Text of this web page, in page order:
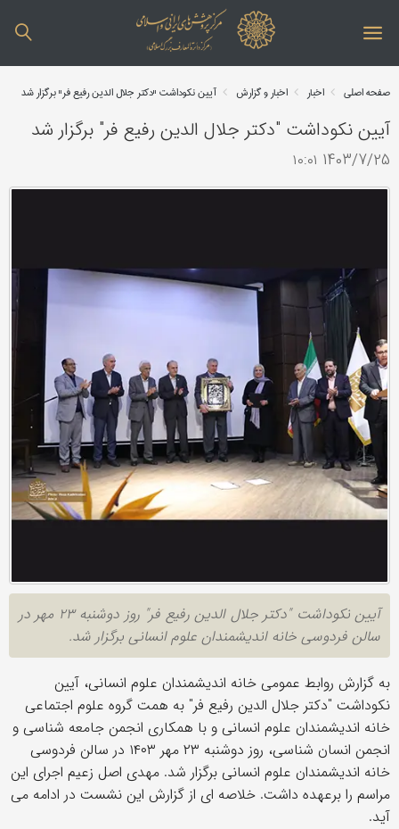
صفحه اصلی اخبار اخبار و گزارش آیین نکوداشت "دکتر جلال الدین رفیع فر" برگزار شد
آیین نکوداشت "دکتر جلال الدین رفیع فر" برگزار شد
1403/7/25 ۱۰:۰۱
آیین نکوداشت "دکتر جلال الدین رفیع فر" روز دوشنبه ۲۳ مهر در
سالن فردوسی خانه اندیشمندان علوم انسانی برگزار شد.
به گزارش روابط عمومی خانه اندیشمندان علوم انسانی، آیین
نکوداشت "دکتر جلال الدین رفیع فر" به همت گروه علوم اجتماعی
خانه اندیشمندان علوم انسانی و با همکاری انجمن جامعه شناسی و
انجمن انسان شناسی، روز دوشنبه ۲۳ مهر ۱۴۰۳ در سالن فردوسی
خانه اندیشمندان علوم انسانی برگزار شد. مهدی اصل زعیم اجرای این
مراسم را برعهده داشت. خلاصه ای از گزارش این نشست در ادامه می
آید.